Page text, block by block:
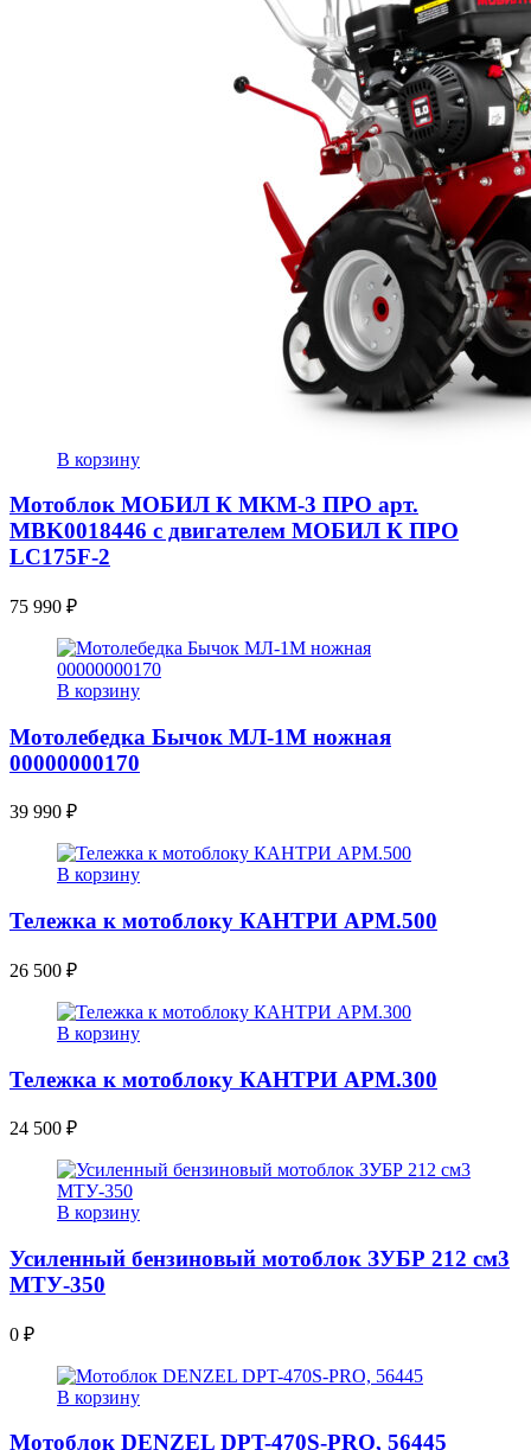
В корзину
Мотоблок МОБИЛ К МКМ-3 ПРО арт.
MBK0018446 с двигателем МОБИЛ К ПРО
LC175F-2
75 990 ₽
В корзину
Мотолебедка Бычок МЛ-1М ножная
00000000170
39 990 ₽
В корзину
Тележка к мотоблоку КАНТРИ АРМ.500
26 500 ₽
В корзину
Тележка к мотоблоку КАНТРИ АРМ.300
24 500 ₽
В корзину
Усиленный бензиновый мотоблок ЗУБР 212 см3
МТУ-350
0 ₽
В корзину
Мотоблок DENZEL DPT-470S-PRO, 56445